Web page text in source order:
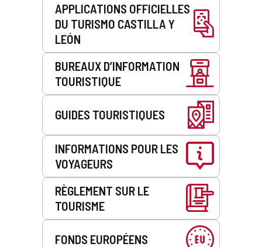
APPLICATIONS OFFICIELLES
DU TURISMO CASTILLA Y
LEÓN
BUREAUX D’INFORMATION
TOURISTIQUE
GUIDES TOURISTIQUES
INFORMATIONS POUR LES
VOYAGEURS
RÈGLEMENT SUR LE
TOURISME
FONDS EUROPÉENS